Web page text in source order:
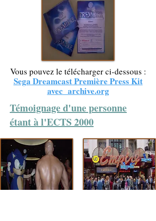
Vous pouvez le télécharger ci-dessous :
Sega Dreamcast Première Press Kit
avec archive.org
Témoignage d'une personne
étant à l'ECTS 2000